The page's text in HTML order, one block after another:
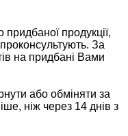
продукції,
За
на придбані Вами
або обміняти за
ніж через 14 днів з